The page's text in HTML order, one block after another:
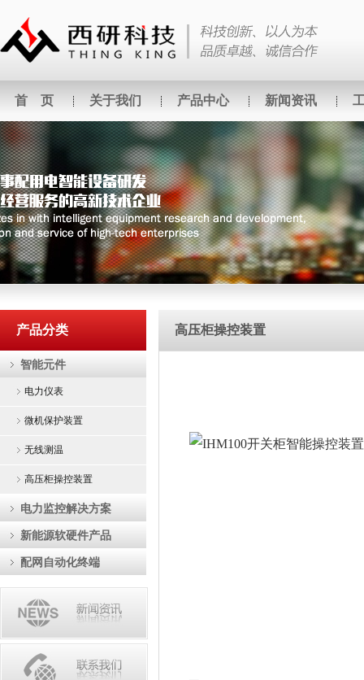
首 页 关于我们 产品中心 新闻资讯
产品分类
智能元件
电力仪表
微机保护装置
无线测温
高压柜操控装置
电力监控解决方案
新能源软硬件产品
配网自动化终端
高压柜操控装置